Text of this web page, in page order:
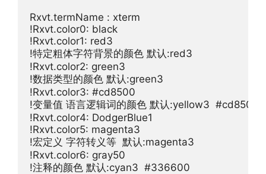
Rxvt.termName : xterm
!Rxvt.color0: black
!Rxvt.color1: red3
!特定粗体字符背景的颜色 默认:red3
!Rxvt.color2: green3
!数据类型的颜色 默认:green3
!Rxvt.color3: #cd8500
!变量值 语言逻辑词的颜色 默认:yellow3  #cd8500
!Rxvt.color4: DodgerBlue1
!Rxvt.color5: magenta3
!宏定义 字符转义等  默认:magenta3
!Rxvt.color6: gray50
!注释的颜色 默认:cyan3  #336600